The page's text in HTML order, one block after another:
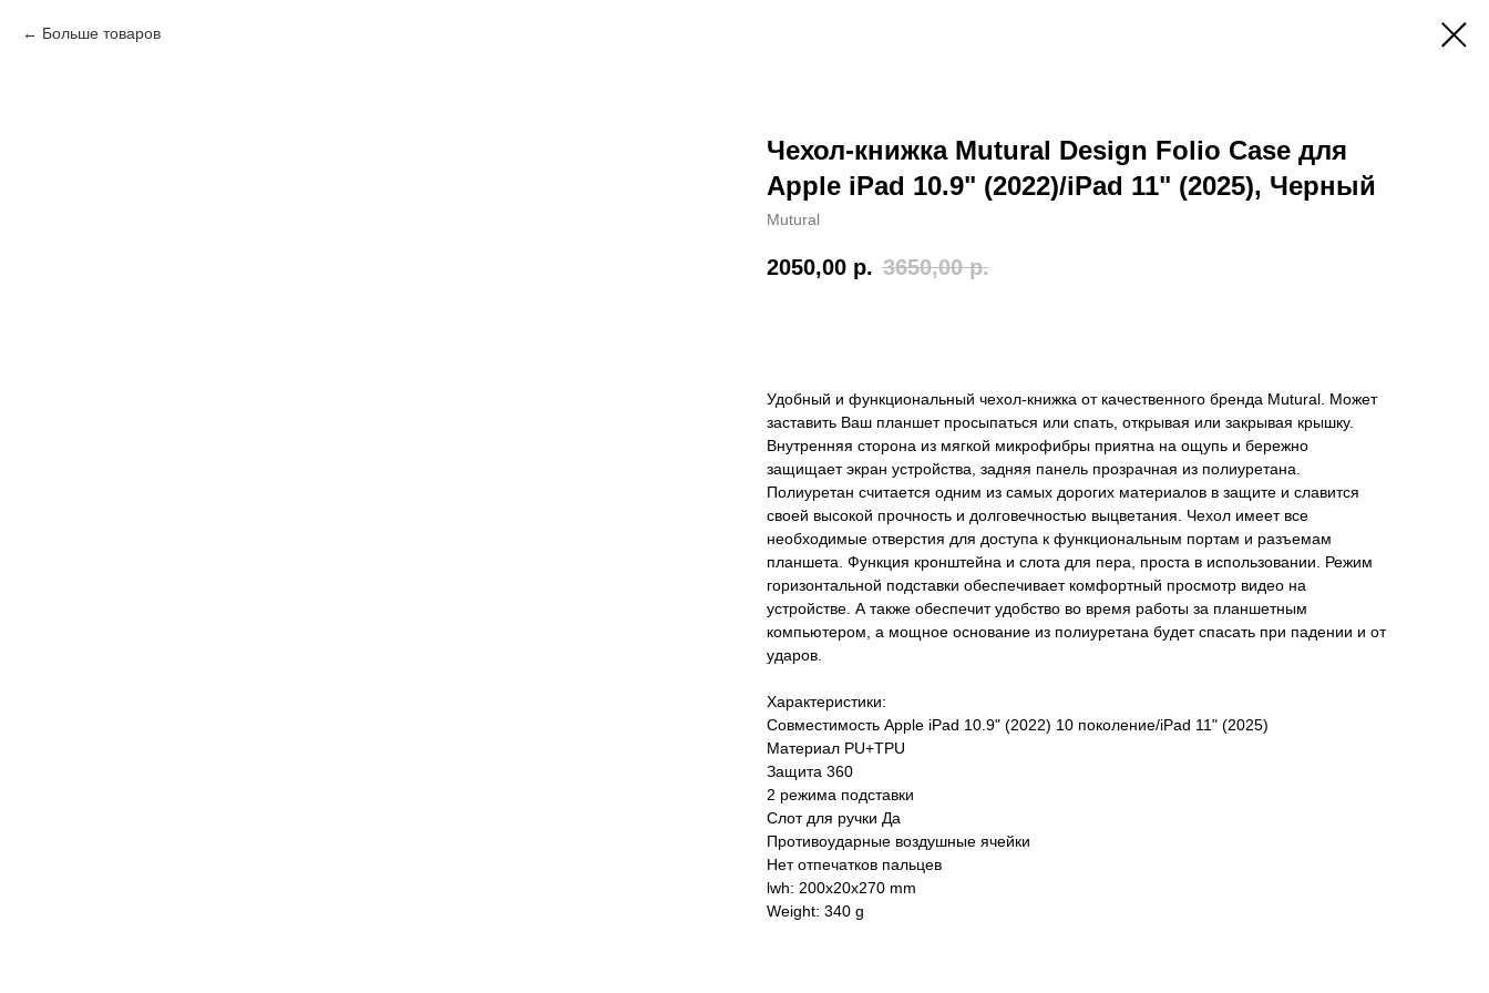
Больше товаров
Чехол-книжка Mutural Design Folio Case для
Apple iPad 10.9" (2022)/iPad 11" (2025), Черный
Mutural
2050,00 р. 3650,00 р.
Удобный и функциональный чехол-книжка от качественного бренда Mutural. Может
заставить Ваш планшет просыпаться или спать, открывая или закрывая крышку.
Внутренняя сторона из мягкой микрофибры приятна на ощупь и бережно
защищает экран устройства, задняя панель прозрачная из полиуретана.
Полиуретан считается одним из самых дорогих материалов в защите и славится
своей высокой прочность и долговечностью выцветания. Чехол имеет все
необходимые отверстия для доступа к функциональным портам и разъемам
планшета. Функция кронштейна и слота для пера, проста в использовании. Режим
горизонтальной подставки обеспечивает комфортный просмотр видео на
устройстве. А также обеспечит удобство во время работы за планшетным
компьютером, а мощное основание из полиуретана будет спасать при падении и от
ударов.
Характеристики:
Совместимость Apple iPad 10.9" (2022) 10 поколение/iPad 11" (2025)
Материал PU+TPU
Защита 360
2 режима подставки
Слот для ручки Да
Противоударные воздушные ячейки
Нет отпечатков пальцев
lwh: 200x20x270 mm
Weight: 340 g